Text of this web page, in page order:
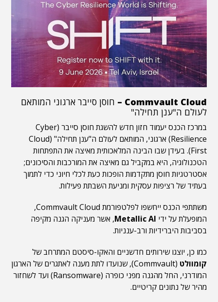
Commvault Cloud –
חוסן סייבר ארגוני המותאם
לעולם ה"ענן תחילה"
במרכז הכנס יעמוד חזון חדש להשגת חוסן סייבר (Cyber
Resilience) ארגוני, המותאם לעולם ה"ענן תחילה" (Cloud
First). בעידן שבו הבינה המלאכותית מאיצה את התפתחות
הטכנולוגיה, היא במקביל גם מאיצה את המורכבות והסיכונים;
אסטרטגיות חוסן מתקדמות הופכות כעת לכלי חיוני כדי לתמוך
בעתיד של רציפות עסקית ומניעת השבתת פעילות.
משתתפי הכנס ייחשפו לפלטפורמת Commvault Cloud,
המופעלת על ידי Metallic AI, אשר מעניקה הגנה מקיפה
בסביבות היברידיות ורב-ענניות.
כמו כן, יוצגו שירותים חדשניים והאקו-סיסטם המתרחב של
קומוולט
(Commvault), שנועדו לתת מענה לאתגרים של הארגון
המודרני, החל מהגנה מפני כופרה (Ransomware) ועד לשחזור
מהיר של נתונים קריטיים.